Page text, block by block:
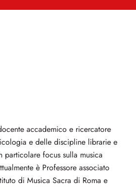
accademico e ricercatore
e delle discipline librarie e
particolare focus sulla musica
è Professore associato
di Musica Sacra di Roma e